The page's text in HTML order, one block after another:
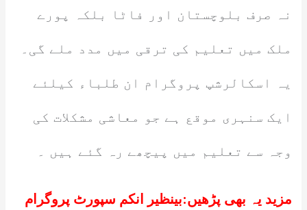
نہ صرف بلوچستان اور فاٹا بلکہ پورے
ملک میں تعلیم کی ترقی میں مدد ملے گی۔
یہ اسکالرشپ پروگرام ان طلباء کیلئے
ایک سنہری موقع ہے جو معاشی مشکلات کی
وجہ سے تعلیم میں پیچھے رہ گئے ہیں ۔
مزید یہ بھی پڑھیں:بینظیر انکم سپورٹ پروگرام